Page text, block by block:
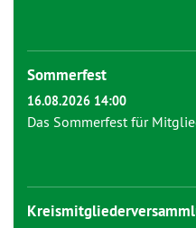
Sommerfest
16.08.2026 14:00
Das Sommerfest für